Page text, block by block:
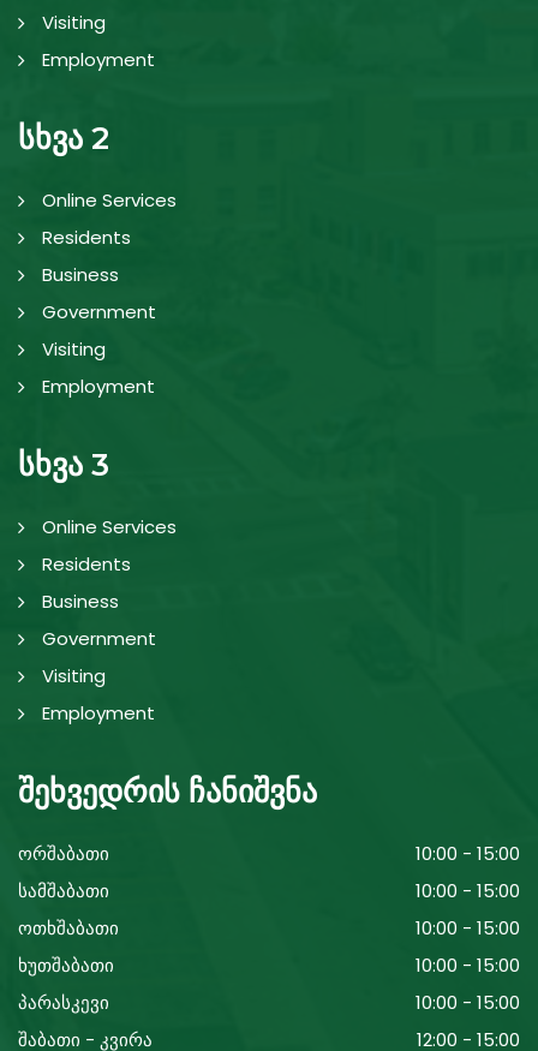
Visiting
Employment
სხვა 2
Online Services
Residents
Business
Government
Visiting
Employment
სხვა 3
Online Services
Residents
Business
Government
Visiting
Employment
შეხვედრის ჩანიშვნა
ორშაბათი
10:00 - 15:00
სამშაბათი
10:00 - 15:00
ოთხშაბათი
10:00 - 15:00
ხუთშაბათი
10:00 - 15:00
პარასკევი
10:00 - 15:00
შაბათი - კვირა
12:00 - 15:00